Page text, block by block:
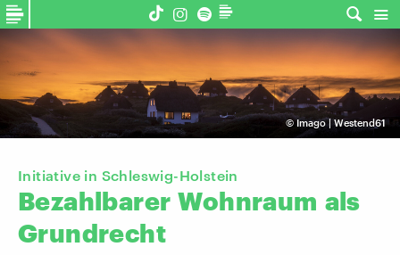
©Imago | Westend61
Initiative in Schleswig-Holstein
Bezahlbarer Wohnraum als
Grundrecht